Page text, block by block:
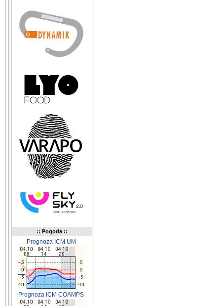
:: Pogoda ::
Prognoza ICM UM
Prognoza ICM COAMPS